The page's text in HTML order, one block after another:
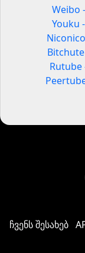
Weibo
Youku
Rutube
ჩვენს შესახებ